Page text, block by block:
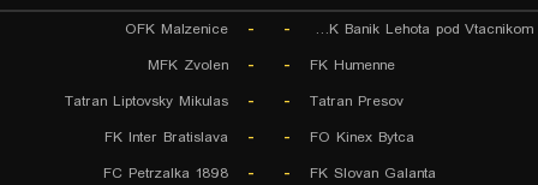
OFK Banik Lehota pod Vtacnikom
-
-
OFK Malzenice
FK Humenne
-
-
MFK Zvolen
Tatran Presov
-
-
Tatran Liptovsky Mikulas
FO Kinex Bytca
-
-
FK Inter Bratislava
FK Slovan Galanta
-
-
FC Petrzalka 1898